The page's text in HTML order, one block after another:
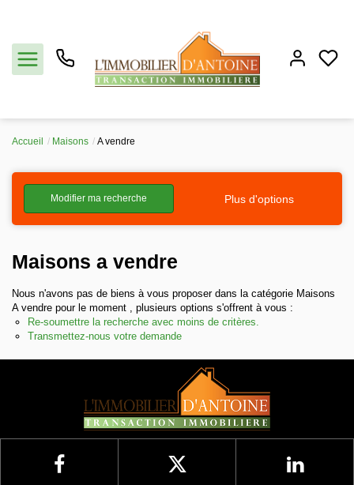
Vendre
Estimation
Notre agence
Partenaires
Contact
Accueil Maisons A vendre
Modifier ma recherche Plus d'options
Maisons a vendre
Nous n'avons pas de biens à vous proposer dans la catégorie Maisons
A vendre pour le moment , plusieurs options s'offrent à vous :
Re-soumettre la recherche avec moins de critères.
Transmettez-nous votre demande